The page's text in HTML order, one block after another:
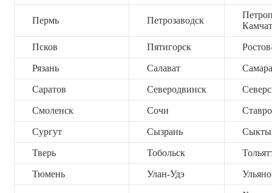
Пермь Петрозаводск
Псков Пятигорск
Рязань Салават Самара
Саратов Северодвинск
Смоленск Сочи
Сургут Сызрань
Тверь Тобольск
Тюмень Улан-Удэ